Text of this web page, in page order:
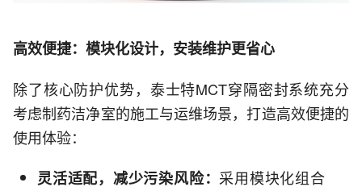
高效便捷：模块化设计，安装维护更省心
除了核心防护优势，泰士特MCT穿隔密封系统充分
考虑制药洁净室的施工与运维场景，打造高效便捷的
使用体验：
灵活适配，减少污染风险：采用模块化组合